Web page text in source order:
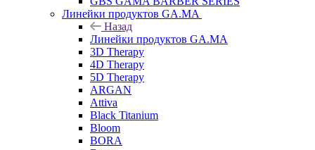
Линейки продуктов GA.MA
Назад
Линейки продуктов GA.MA
3D Therapy
4D Therapy
5D Therapy
ARGAN
Attiva
Black Titanium
Bloom
BORA